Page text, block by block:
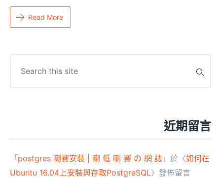
Read More
for:
近期留言
「 postgres 喇賽安裝 | 喇 低 喇 賽 の 網 誌 」於〈如何在
Ubuntu 16.04上安裝與存取PostgreSQL〉發佈留言